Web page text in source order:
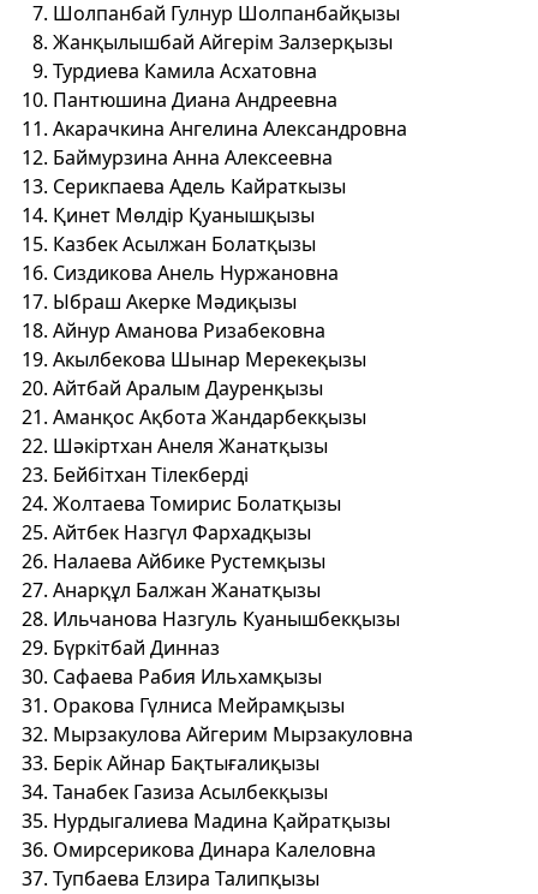
Шолпанбай Гулнур Шолпанбайқызы
Жанқылышбай Айгерім Залзерқызы
Турдиева Камила Асхатовна
Пантюшина Диана Андреевна
Акарачкина Ангелина Александровна
Баймурзина Анна Алексеевна
Серикпаева Адель Кайраткызы
Қинет Мөлдір Қуанышқызы
Казбек Асылжан Болатқызы
Сиздикова Анель Нуржановна
Ыбраш Акерке Мәдиқызы
Айнур Аманова Ризабековна
Акылбекова Шынар Мерекеқызы
Айтбай Аралым Дауренқызы
Аманқос Ақбота Жандарбекқызы
Шәкіртхан Анеля Жанатқызы
Бейбітхан Тілекберді
Жолтаева Томирис Болатқызы
Айтбек Назгүл Фархадқызы
Налаева Айбике Рустемқызы
Анарқұл Балжан Жанатқызы
Ильчанова Назгуль Куанышбекқызы
Бүркітбай Динназ
Сафаева Рабия Ильхамқызы
Оракова Гүлниса Мейрамқызы
Мырзакулова Айгерим Мырзакуловна
Берік Айнар Бақтығалиқызы
Танабек Газиза Асылбекқызы
Нурдыгалиева Мадина Қайратқызы
Омирсерикова Динара Калеловна
Тупбаева Елзира Талипқызы